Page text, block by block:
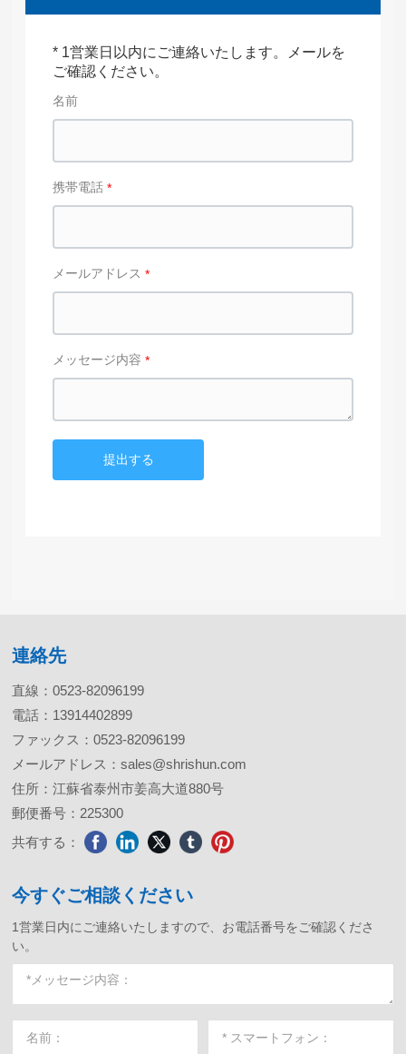
* 1営業日以内にご連絡いたします。メールを
ご確認ください。
名前
携帯電話
メールアドレス
メッセージ内容
提出する
連絡先
直線：0523-82096199
電話： 13914402899
ファックス：0523-82096199
メールアドレス：sales@shrishun.com
住所：江蘇省泰州市姜高大道880号
郵便番号：225300
共有する：
今すぐご相談ください
1営業日内にご連絡いたしますので、お電話番号をご確認くださ
い。